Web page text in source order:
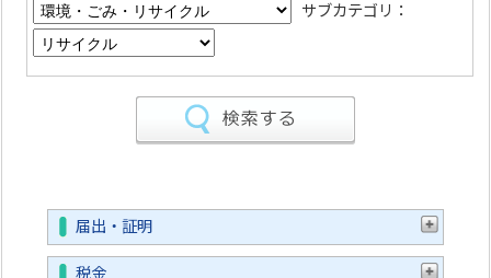
サブカテゴリ：
届出・証明
税金